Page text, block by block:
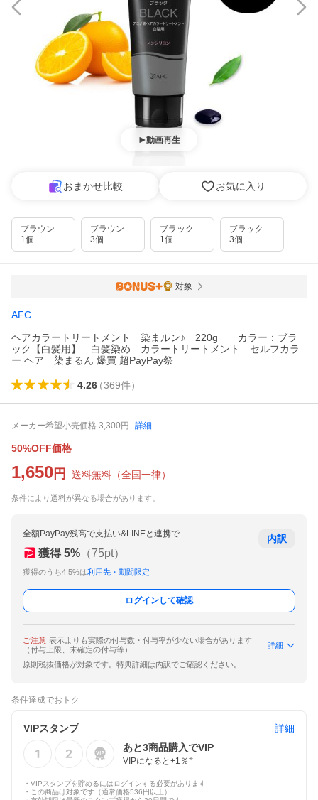
動画再生
おまかせ比較 お気に入り
ブラウン
1個
ブラウン
3個
ブラック
1個
ブラック
3個
対象
AFC
ヘアカラートリートメント 染まルン♪ 220g カラー：ブラ
ック【白髪用】 白髪染め カラートリートメント セルフカラ
ー ヘア 染まるん 爆買 超PayPay祭
4.26（369件）
メーカー希望小売価格 3,300円 詳細
50%OFF価格
1,650 円 送料無料 （全国一律）
条件により送料が異なる場合があります。
全額PayPay残高で支払い&LINEと連携で
獲得 5% （75pt）
獲得のうち4.5%は利用先・期間限定
内訳
ログインして確認
ご注意 表示よりも実際の付与数・付与率が少ない場合があります
（付与上限、未確定の付与等）
詳細
原則税抜価格が対象です。特典詳細は内訳でご確認ください。
条件達成でおトク
VIPスタンプ
詳細
あと3商品購入でVIP
VIPになると+1 ％ ※
・VIPスタンプを貯めるにはログインする必要があります
・この商品は対象です（通常価格536円以上）